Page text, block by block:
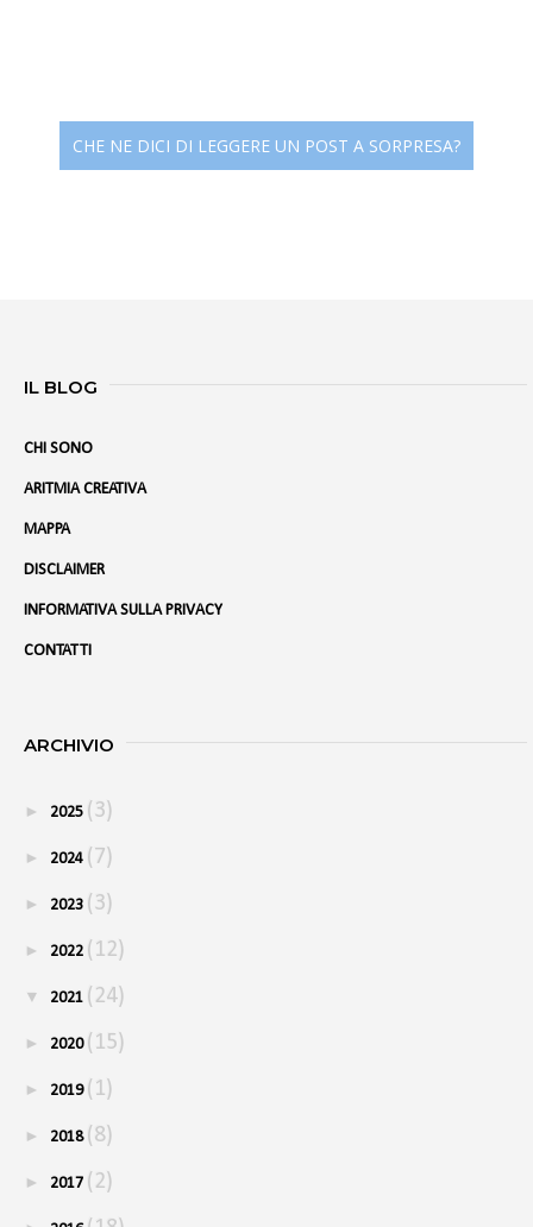
CHE NE DICI DI LEGGERE UN POST A SORPRESA?
IL BLOG
CHI SONO
ARITMIA CREATIVA
MAPPA
DISCLAIMER
INFORMATIVA SULLA PRIVACY
CONTATTI
ARCHIVIO
► 2025 (3)
► 2024 (7)
► 2023 (3)
► 2022 (12)
▼ 2021 (24)
► 2020 (15)
► 2019 (1)
► 2018 (8)
► 2017 (2)